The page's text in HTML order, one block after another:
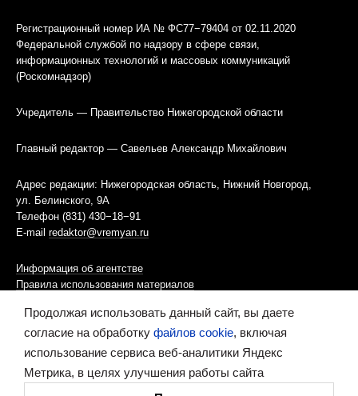
Регистрационный номер ИА № ФС77−79404 от 02.11.2020
Федеральной службой по надзору в сфере связи,
информационных технологий и массовых коммуникаций
(Роскомнадзор)
Учредитель — Правительство Нижегородской области
Главный редактор — Савельев Александр Михайлович
Адрес редакции: Нижегородская область, Нижний Новгород,
ул. Белинского, 9А
Телефон (831) 430−18−91
E-mail redaktor@vremyan.ru
Информация об агентстве
Правила использования материалов
Информационная политика использования «cookies»-файлов
Ресурс содержит материалы 16+
Продолжая использовать данный сайт, вы даете
согласие на обработку файлов cookie, включая
использование сервиса веб-аналитики Яндекс
Метрика, в целях улучшения работы сайта